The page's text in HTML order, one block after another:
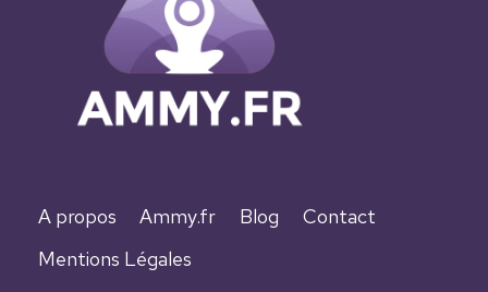
A propos Ammy.fr Blog
Contact
Mentions Légales